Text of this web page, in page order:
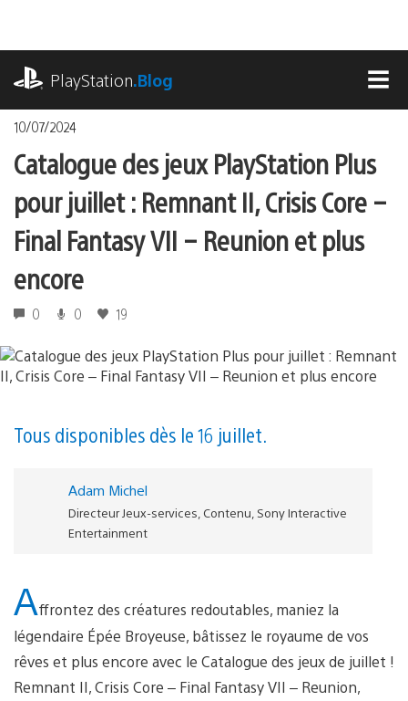
contenu
PlayStation.Blog
10/07/2024
Catalogue des jeux PlayStation Plus
pour juillet : Remnant II, Crisis Core –
Final Fantasy VII – Reunion et plus
encore
0 0 19
Tous disponibles dès le 16 juillet.
Adam Michel
Directeur Jeux-services, Contenu, Sony Interactive
Entertainment
Affrontez des créatures redoutables, maniez la
légendaire Épée Broyeuse, bâtissez le royaume de vos
rêves et plus encore avec le Catalogue des jeux de juillet !
Remnant II, Crisis Core – Final Fantasy VII – Reunion,